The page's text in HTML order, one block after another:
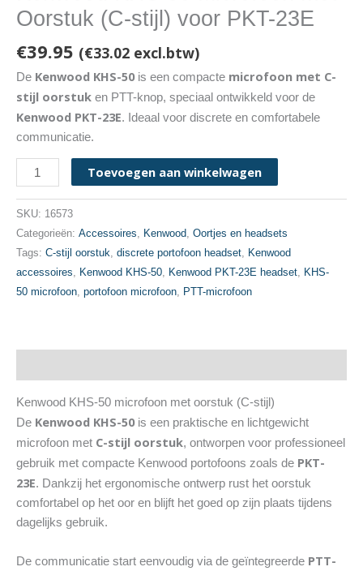
Oorstuk (C-stijl) voor PKT-23E
€39.95 (€33.02 excl.btw)
De Kenwood KHS-50is een compacte microfoon met C-
stijl oorstuk en PTT-knop, speciaal ontwikkeld voor de
Kenwood PKT-23E. Ideaal voor discrete en comfortabele
communicatie.
Kenwood
KHS-
aantal
Toevoegen aan winkelwagen
SKU: 16573
Categorieën: Accessoires, Kenwood, Oortjes en headsets
Tags: C-stijl oorstuk, discrete portofoon headset, Kenwood
accessoires, Kenwood KHS-50, Kenwood PKT-23E headset, KHS-
50 microfoon, portofoon microfoon, PTT-microfoon
Kenwood KHS-50 microfoon met oorstuk (C-stijl)
De Kenwood KHS-50is een praktische en lichtgewicht
microfoon met C-stijl oorstuk, ontworpen voor professioneel
gebruik met compacte Kenwood portofoons zoals de PKT-
23E. Dankzij het ergonomische ontwerp rust het oorstuk
comfortabel op het oor en blijft het goed op zijn plaats tijdens
dagelijks gebruik.
De communicatie start eenvoudig via de geïntegreerde PTT-